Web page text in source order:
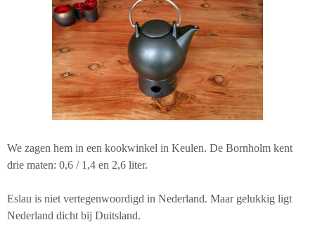
We zagen hem in een kookwinkel in Keulen. De Bornholm kent
drie maten: 0,6 / 1,4 en 2,6 liter.
Eslau is niet vertegenwoordigd in Nederland. Maar gelukkig ligt
Nederland dicht bij Duitsland.